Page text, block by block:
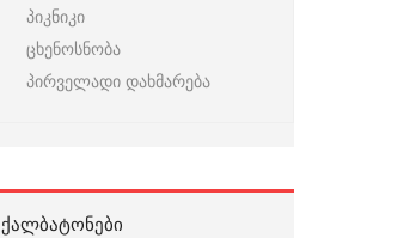
პიკნიკი
ცხენოსნობა
პირველადი დახმარება
ᲥᲐᲚᲑᲐᲢᲝᲜᲔᲑᲘ